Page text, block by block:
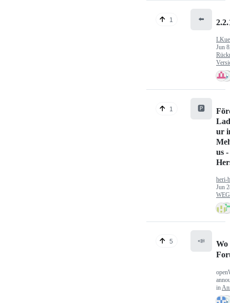
1 ⬅️
Jun
1 🅿️
ur
us -
heri-
Jun
5 📣
Wo
in